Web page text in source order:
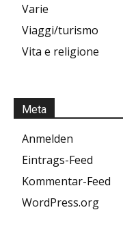
Varie
Viaggi/turismo
Vita e religione
Meta
Anmelden
Eintrags-Feed
Kommentar-Feed
WordPress.org